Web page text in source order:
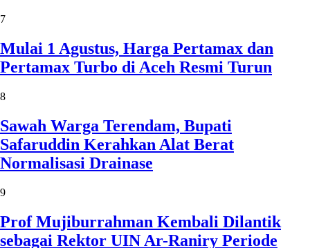
7
Mulai 1 Agustus, Harga Pertamax dan
Pertamax Turbo di Aceh Resmi Turun
8
Sawah Warga Terendam, Bupati
Safaruddin Kerahkan Alat Berat
Normalisasi Drainase
9
Prof Mujiburrahman Kembali Dilantik
sebagai Rektor UIN Ar-Raniry Periode